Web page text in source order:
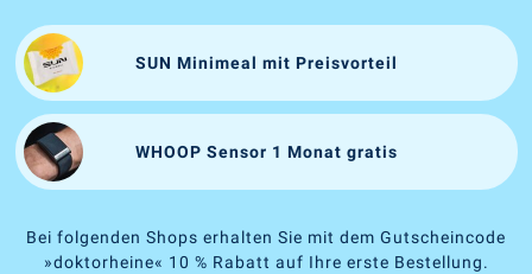
SUN Minimeal mit Preisvorteil
WHOOP Sensor 1 Monat gratis
Bei folgenden Shops erhalten Sie mit dem Gutscheincode
»doktorheine« 10 % Rabatt auf Ihre erste Bestellung.